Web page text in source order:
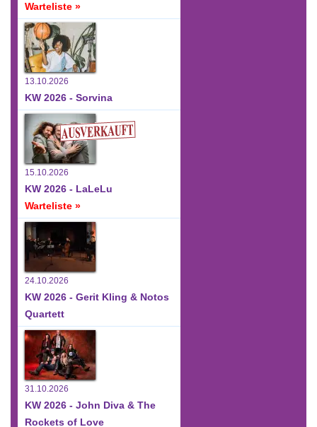
Warteliste »
13.10.2026
KW 2026 - Sorvina
15.10.2026
KW 2026 - LaLeLu
Warteliste »
24.10.2026
KW 2026 - Gerit Kling & Notos
Quartett
31.10.2026
KW 2026 - John Diva & The
Rockets of Love